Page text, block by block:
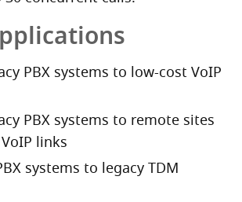
PBX systems to low-cost VoIP
PBX systems to remote sites
links
systems to legacy TDM